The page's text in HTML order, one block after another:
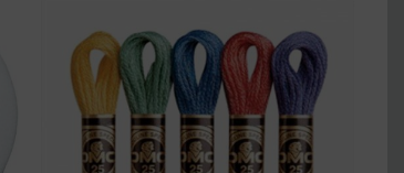
AGGIUNGI AL CARRELLO
/
QUICK VIEW